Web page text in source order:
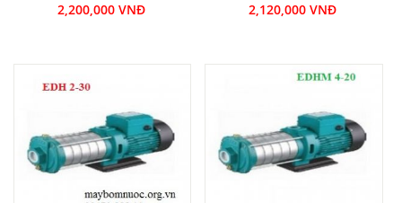
2,200,000 VNĐ 2,120,000 VNĐ